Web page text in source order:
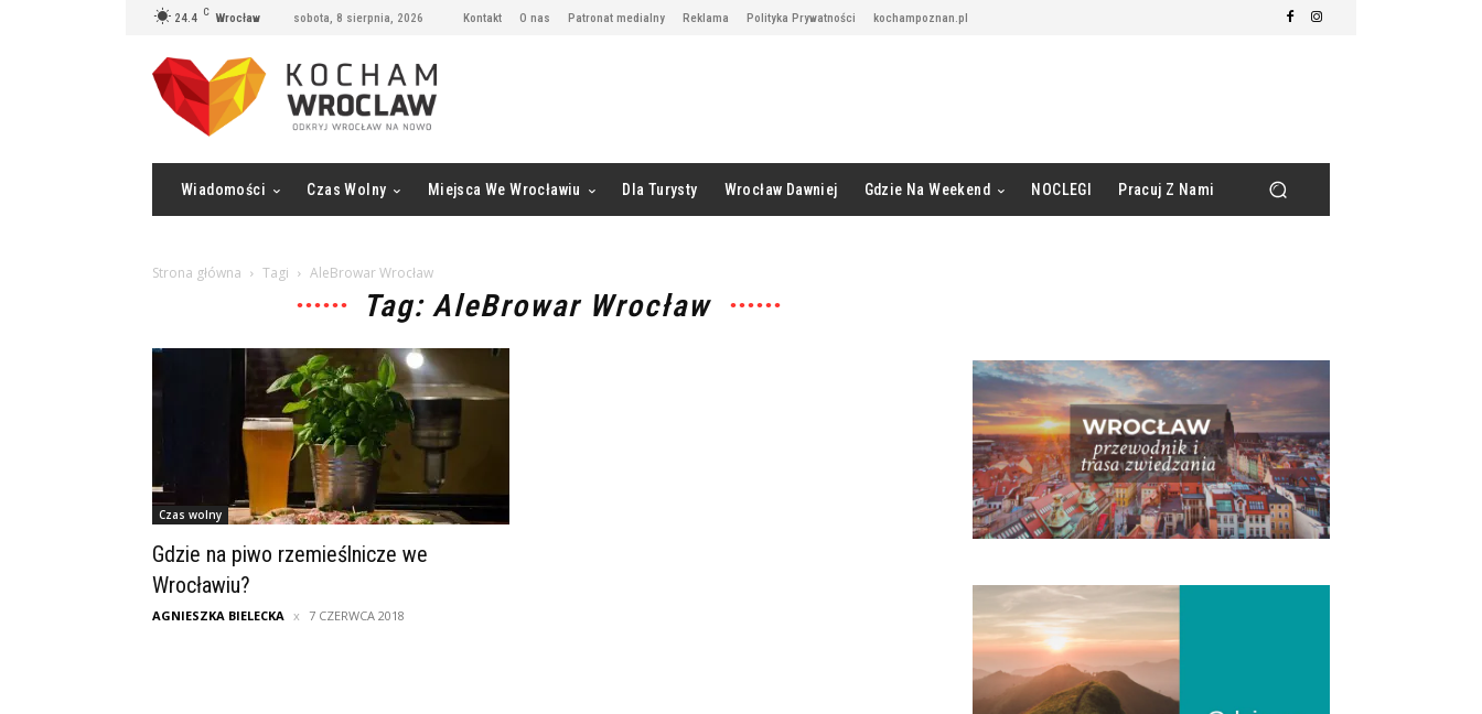
24.4 C Wrocław sobota, 8 sierpnia, 2026 Kontakt O nas Patronat medialny Reklama Polityka Prywatności kochampoznan.pl
Wiadomości Czas Wolny Miejsca We Wrocławiu Dla Turysty Wrocław Dawniej Gdzie Na Weekend NOCLEGI Pracuj Z Nami
Strona główna Tagi AleBrowar Wrocław
Tag: AleBrowar Wrocław
Czas wolny
Gdzie na piwo rzemieślnicze we
Wrocławiu?
AGNIESZKA BIELECKA 7 CZERWCA 2018